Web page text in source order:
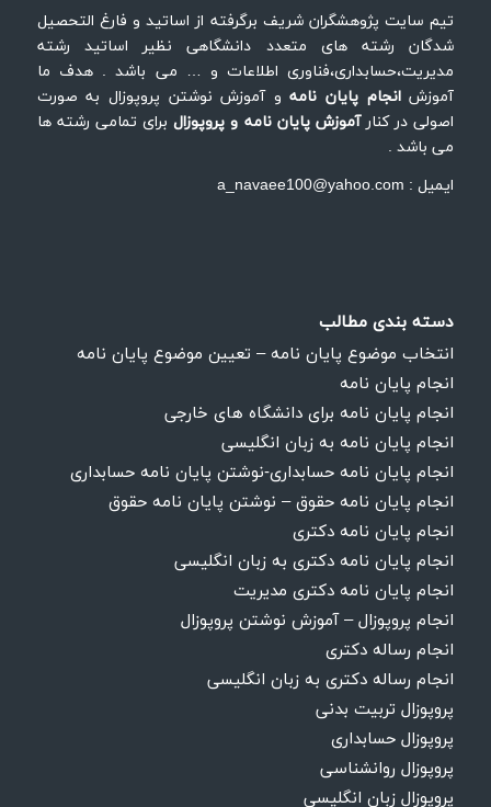
تیم سایت پژوهشگران شریف برگرفته از اساتید و فارغ التحصیل
شدگان رشته های متعدد دانشگاهی نظیر اساتید رشته
مدیریت،حسابداری،فناوری اطلاعات و … می باشد . هدف ما
آموزشانجام پایان نامهو آموزش نوشتن پروپوزال به صورت
اصولی در کنارآموزش پایان نامه و پروپوزالبرای تمامی رشته ها
می باشد .
ایمیل : a_navaee100@yahoo.com
دسته بندی مطالب
انتخاب موضوع پایان نامه – تعیین موضوع پایان نامه
انجام پایان نامه
انجام پایان نامه برای دانشگاه های خارجی
انجام پایان نامه به زبان انگلیسی
انجام پایان نامه حسابداری-نوشتن پایان نامه حسابداری
انجام پایان نامه حقوق – نوشتن پایان نامه حقوق
انجام پایان نامه دکتری
انجام پایان نامه دکتری به زبان انگلیسی
انجام پایان نامه دکتری مدیریت
انجام پروپوزال – آموزش نوشتن پروپوزال
انجام رساله دکتری
انجام رساله دکتری به زبان انگلیسی
پروپوزال تربیت بدنی
پروپوزال حسابداری
پروپوزال روانشناسی
پروپوزال زبان انگلیسی